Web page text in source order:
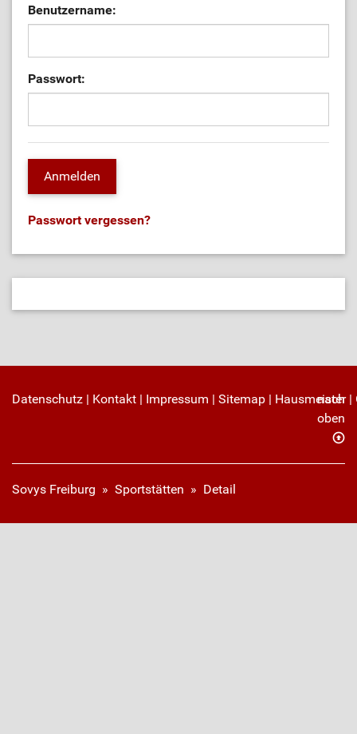
Benutzername:
Passwort:
Passwort vergessen?
Datenschutz | Kontakt | Impressum | Sitemap | Hausmeister|
nach
oben
Sovys Freiburg » Sportstätten » Detail